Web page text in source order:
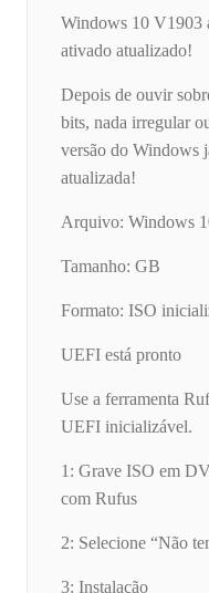
Windows 10 V1903
ativado atualizado!
Depois de ouvir
bits, nada irregular
versão do Windows
atualizada!
Arquivo: Windows
Tamanho: GB
Formato: ISO
UEFI está pronto
Use a ferramenta
UEFI inicializável.
1: Grave ISO em
com Rufus
2: Selecione “Não
3: Instalação